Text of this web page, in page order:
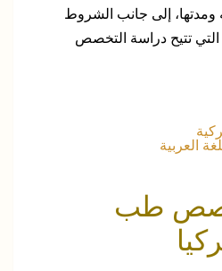
ومدتها، إلى جانب الشروط
تتيح دراسة التخصص
العربية
طب